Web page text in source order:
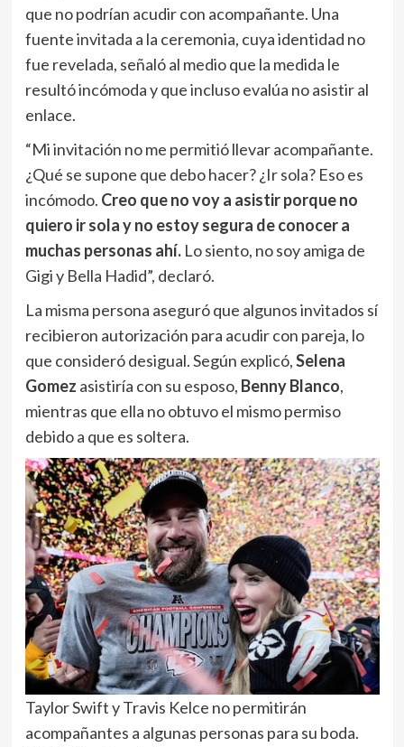
que no podrían acudir con acompañante. Una
fuente invitada a la ceremonia, cuya identidad no
fue revelada, señaló al medio que la medida le
resultó incómoda y que incluso evalúa no asistir al
enlace.
“Mi invitación no me permitió llevar acompañante.
¿Qué se supone que debo hacer? ¿Ir sola? Eso es
incómodo. Creo que no voy a asistir porque no
quiero ir sola y no estoy segura de conocer a
muchas personas ahí.Lo siento, no soy amiga de
Gigi y Bella Hadid”, declaró.
La misma persona aseguró que algunos invitados sí
recibieron autorización para acudir con pareja, lo
que consideró desigual. Según explicó,Selena
Gomez asistiría con su esposo, Benny Blanco,
mientras que ella no obtuvo el mismo permiso
debido a que es soltera.
Taylor Swift y Travis Kelce no permitirán
acompañantes a algunas personas para su boda.